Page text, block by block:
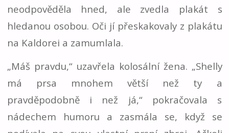
neodpověděla hned, ale zvedla plakát s
hledanou osobou. Oči jí přeskakovaly z plakátu
na Kaldorei a zamumlala.
„Máš pravdu,“ uzavřela kolosální žena. „Shelly
má prsa mnohem větší než ty a
pravděpodobně i než já,“ pokračovala s
nádechem humoru a zasmála se, když se